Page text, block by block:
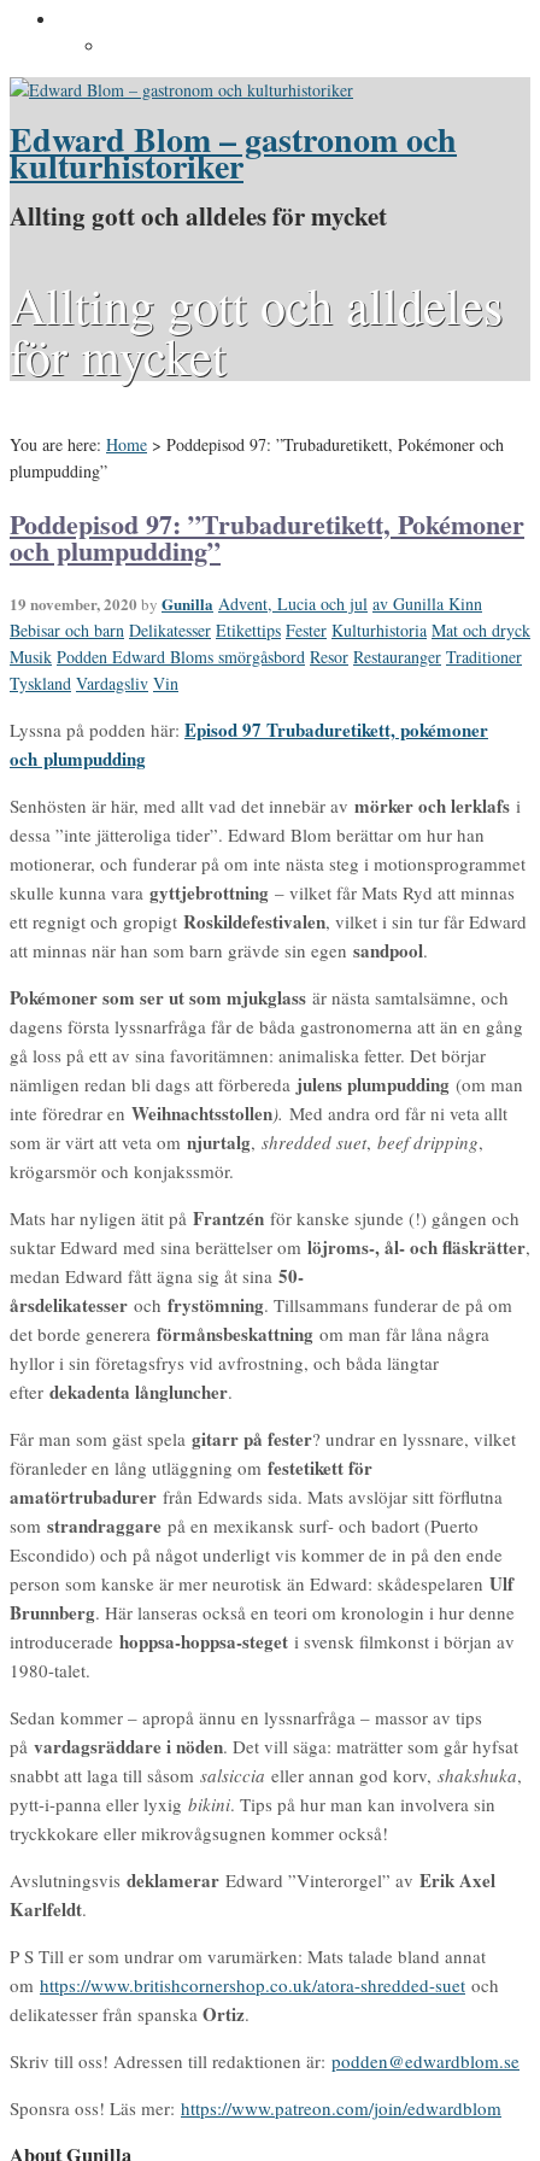
Edward Blom – gastronom och
kulturhistoriker
Allting gott och alldeles för mycket
Allting gott och alldeles
för mycket
You are here: Home > Poddepisod 97: ”Trubaduretikett, Pokémoner och
plumpudding”
Poddepisod 97: ”Trubaduretikett, Pokémoner
och plumpudding”
19 november, 2020 by Gunilla Advent, Lucia och jul av Gunilla Kinn
Bebisar och barn Delikatesser Etikettips Fester Kulturhistoria Mat och dryck
Musik Podden Edward Bloms smörgåsbord Resor Restauranger Traditioner
Tyskland Vardagsliv Vin
Lyssna på podden här: Episod 97 Trubaduretikett, pokémoner
och plumpudding
Senhösten är här, med allt vad det innebär av mörker och lerklafs i
dessa ”inte jätteroliga tider”. Edward Blom berättar om hur han
motionerar, och funderar på om inte nästa steg i motionsprogrammet
skulle kunna vara gyttjebrottning – vilket får Mats Ryd att minnas
ett regnigt och gropigt Roskildefestivalen, vilket i sin tur får Edward
att minnas när han som barn grävde sin egen sandpool.
Pokémoner som ser ut som mjukglass är nästa samtalsämne, och
dagens första lyssnarfråga får de båda gastronomerna att än en gång
gå loss på ett av sina favoritämnen: animaliska fetter. Det börjar
nämligen redan bli dags att förbereda julens plumpudding (om man
inte föredrar en Weihnachtsstollen). Med andra ord får ni veta allt
som är värt att veta om njurtalg, shredded suet, beef dripping,
krögarsmör och konjakssmör.
Mats har nyligen ätit på Frantzén för kanske sjunde (!) gången och
suktar Edward med sina berättelser om löjroms-, ål- och fläskrätter,
medan Edward fått ägna sig åt sina 50-
årsdelikatesser och frystömning. Tillsammans funderar de på om
det borde generera förmånsbeskattning om man får låna några
hyllor i sin företagsfrys vid avfrostning, och båda längtar
efter dekadenta långluncher.
Får man som gäst spela gitarr på fester? undrar en lyssnare, vilket
föranleder en lång utläggning om festetikett för
amatörtrubadurer från Edwards sida. Mats avslöjar sitt förflutna
som strandraggare på en mexikansk surf- och badort (Puerto
Escondido) och på något underligt vis kommer de in på den ende
person som kanske är mer neurotisk än Edward: skådespelaren Ulf
Brunnberg. Här lanseras också en teori om kronologin i hur denne
introducerade hoppsa-hoppsa-steget i svensk filmkonst i början av
1980-talet.
Sedan kommer – apropå ännu en lyssnarfråga – massor av tips
på vardagsräddare i nöden. Det vill säga: maträtter som går hyfsat
snabbt att laga till såsom salsiccia eller annan god korv, shakshuka,
pytt-i-panna eller lyxig bikini. Tips på hur man kan involvera sin
tryckkokare eller mikrovågsugnen kommer också!
Avslutningsvis deklamerar Edward ”Vinterorgel” av Erik Axel
Karlfeldt.
P S Till er som undrar om varumärken: Mats talade bland annat
om https://www.britishcornershop.co.uk/atora-shredded-suet och
delikatesser från spanska Ortiz.
Skriv till oss! Adressen till redaktionen är: podden@edwardblom.se
Sponsra oss! Läs mer: https://www.patreon.com/join/edwardblom
About Gunilla